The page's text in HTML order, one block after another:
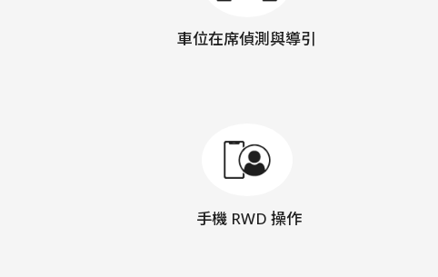
車位在席偵測與導引
手機 RWD 操作